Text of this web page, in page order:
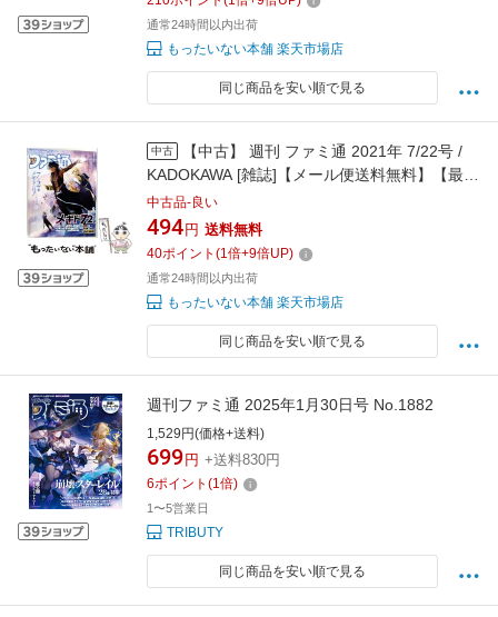
通常24時間以内出荷
もったいない本舗 楽天市場店
同じ商品を安い順で見る
中古
【中古】 週刊 ファミ通 2021年 7/22号 /
KADOKAWA [雑誌]【メール便送料無料】【最短
翌日配達対応】
中古品-良い
494 円 送料無料
40ポイント (1倍+9倍UP)
通常24時間以内出荷
もったいない本舗 楽天市場店
同じ商品を安い順で見る
週刊ファミ通 2025年1月30日号 No.1882
1,529円(価格+送料)
699 円 +送料830円
6ポイント (1倍)
1〜5営業日
TRIBUTY
同じ商品を安い順で見る